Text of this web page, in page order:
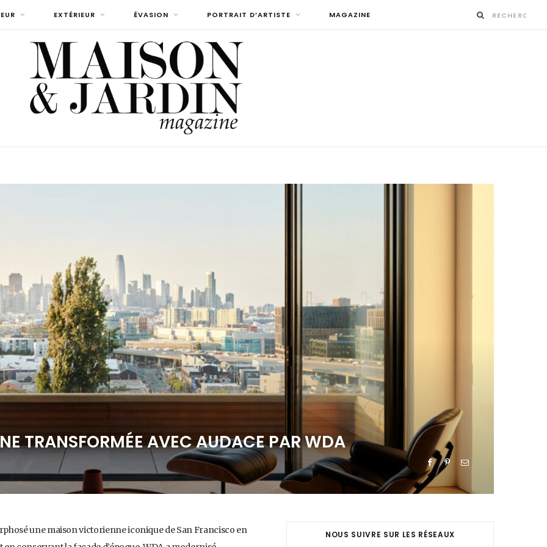
EXTÉRIEUR ÉVASION PORTRAIT D’ARTISTE MAGAZINE
TRANSFORMÉE AVEC AUDACE PAR WDA
une maison victorienne iconique de San Francisco en
NOUS SUIVRE SUR LES RÉSEAUX